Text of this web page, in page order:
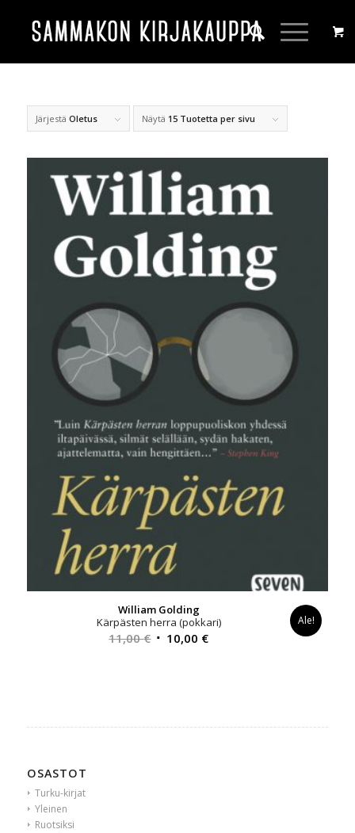
Järjestä Oletus Näytä 15 Tuotetta per sivu
William Golding
Kärpästen herra (pokkari)
11,00€ Alkuperäinen
10,00 €Nykyinen
Ale!
OSASTOT
Turku-kirjat
Yleinen
Ruotsiksi